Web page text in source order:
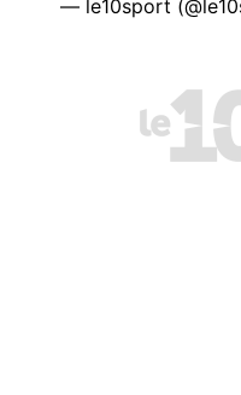
— le10sport